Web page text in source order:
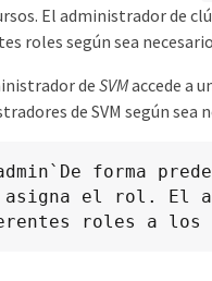
El administrador de
roles según sea
deSVMaccede a
de SVM según sea
forma
el rol. El
roles a los